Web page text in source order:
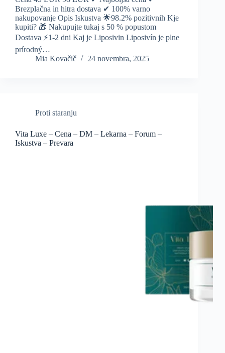
Brezplačna in hitra dostava ✔ 100% varno
nakupovanje Opis Iskustva 🌟98.2% pozitivnih Kje
kupiti? 🎁 Nakupujte tukaj s 50 % popustom
Dostava ⚡️1-2 dni Kaj je Liposivin Liposivín je plne
prírodný…
Mia Kovačič
24 novembra, 2025
Proti staranju
Vita Luxe – Cena – DM – Lekarna – Forum –
Iskustva – Prevara